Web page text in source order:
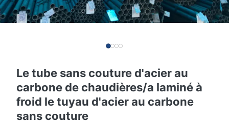
Le tube sans couture d'acier au
carbone de chaudières/a laminé à
froid le tuyau d'acier au carbone
sans couture